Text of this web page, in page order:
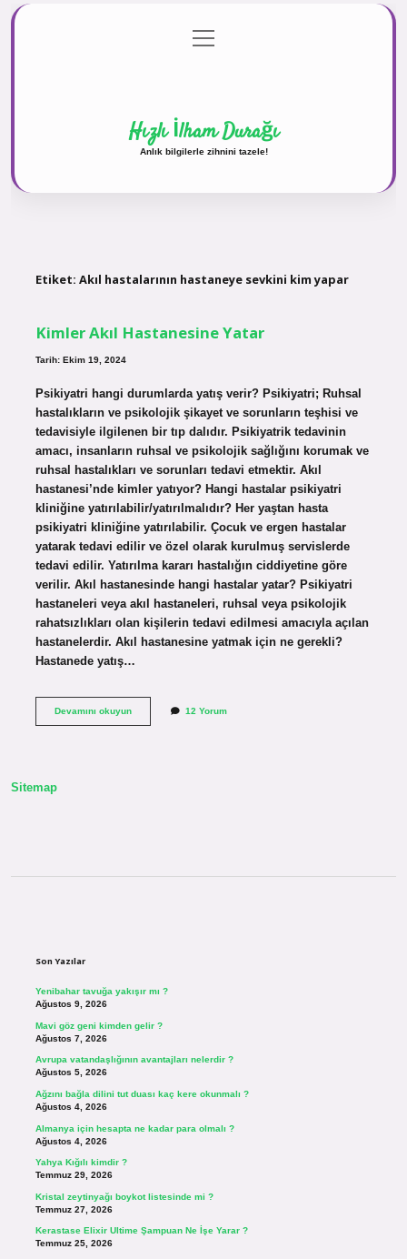
Gizlilik Politikası
menüyü
aç
Hızlı İlham Durağı
Anlık bilgilerle zihnini tazele!
Etiket: Akıl hastalarının hastaneye sevkini kim yapar
Kimler Akıl Hastanesine Yatar
Tarih: Ekim 19, 2024
Psikiyatri hangi durumlarda yatış verir? Psikiyatri; Ruhsal
hastalıkların ve psikolojik şikayet ve sorunların teşhisi ve
tedavisiyle ilgilenen bir tıp dalıdır. Psikiyatrik tedavinin
amacı, insanların ruhsal ve psikolojik sağlığını korumak ve
ruhsal hastalıkları ve sorunları tedavi etmektir. Akıl
hastanesi’nde kimler yatıyor? Hangi hastalar psikiyatri
kliniğine yatırılabilir/yatırılmalıdır? Her yaştan hasta
psikiyatri kliniğine yatırılabilir. Çocuk ve ergen hastalar
yatarak tedavi edilir ve özel olarak kurulmuş servislerde
tedavi edilir. Yatırılma kararı hastalığın ciddiyetine göre
verilir. Akıl hastanesinde hangi hastalar yatar? Psikiyatri
hastaneleri veya akıl hastaneleri, ruhsal veya psikolojik
rahatsızlıkları olan kişilerin tedavi edilmesi amacıyla açılan
hastanelerdir. Akıl hastanesine yatmak için ne gerekli?
Hastanede yatış…
Devamını okuyunKimler
12 Yorum
Sitemap
Son Yazılar
Yenibahar tavuğa yakışır mı ?
Ağustos 9, 2026
Mavi göz geni kimden gelir ?
Ağustos 7, 2026
Avrupa vatandaşlığının avantajları nelerdir ?
Ağustos 5, 2026
Ağzını bağla dilini tut duası kaç kere okunmalı ?
Ağustos 4, 2026
Almanya için hesapta ne kadar para olmalı ?
Ağustos 4, 2026
Yahya Kığılı kimdir ?
Temmuz 29, 2026
Kristal zeytinyağı boykot listesinde mi ?
Temmuz 27, 2026
Kerastase Elixir Ultime Şampuan Ne İşe Yarar ?
Temmuz 25, 2026